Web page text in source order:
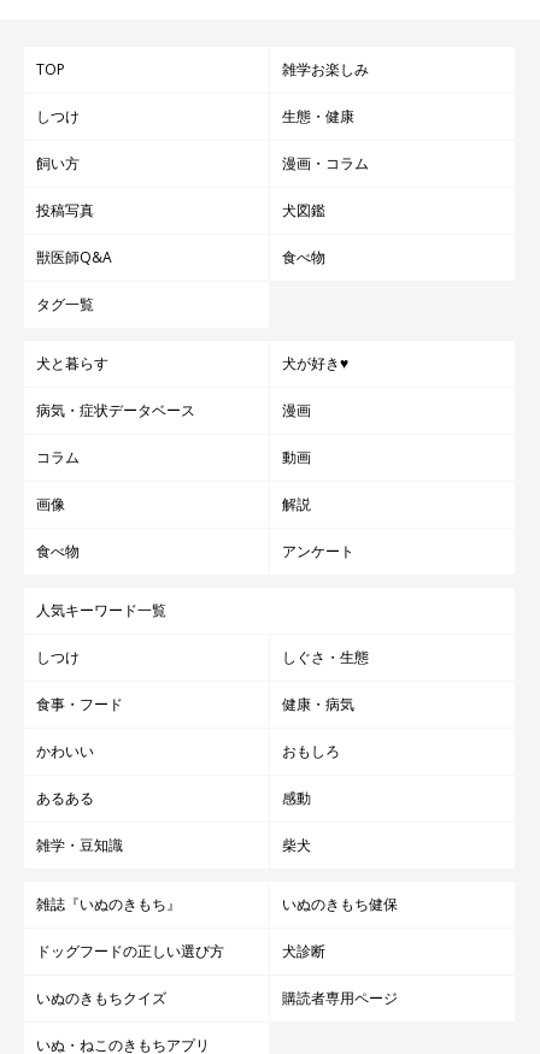
TOP 雑学お楽しみ
しつけ 生態・健康
飼い方 漫画・コラム
投稿写真 犬図鑑
獣医師Q&A 食べ物
タグ一覧
犬と暮らす 犬が好き♥
病気・症状データベース 漫画
コラム 動画
画像 解説
食べ物 アンケート
人気キーワード一覧
しつけ しぐさ・生態
食事・フード 健康・病気
かわいい おもしろ
あるある 感動
雑学・豆知識 柴犬
雑誌『いぬのきもち』 いぬのきもち健保
ドッグフードの正しい選び方 犬診断
いぬのきもちクイズ 購読者専用ページ
いぬ・ねこのきもちアプリ